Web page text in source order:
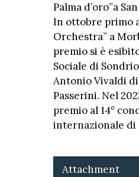
Palma d’oro”a
In ottobre primo
Orchestra” a
premio si è
Sociale di
Antonio Vivaldi
Passerini. Nel
premio al 14°
internazionale di
Attachment